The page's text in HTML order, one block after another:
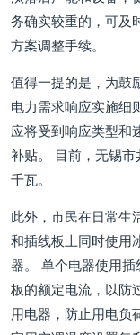
务确实较重的，可及
方案调整手续。
值得一提的是，为鼓
电力需求响应实施细
应将受到响应类型和
补贴。 目前，无锡
千瓦。
此外，市民在日常生
和插线板上同时使用
器。 单个电器使用
板的额定电流，以防
用电器，防止用电负